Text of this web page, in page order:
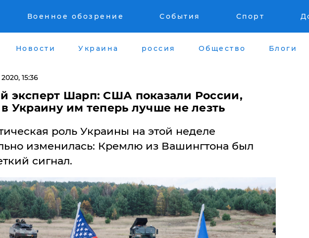
Военное обозрение События Спорт
Новости Украина россия Общество Блоги
15:36
эксперт Шарп: США показали России,
Украину им теперь лучше не лезть
роль Украины на этой неделе
изменилась: Кремлю из Вашингтона был
сигнал.